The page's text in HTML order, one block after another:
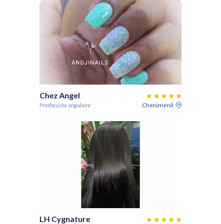
Chez Angel
Prothésiste ongulaire Cheniménil
LH Cygnature